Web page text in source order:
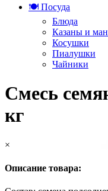
🍽️ Посуда
Блюда
Казаны и
Косушки
Пиалушки
Чайники
Смесь
кг
×
Описание товара: